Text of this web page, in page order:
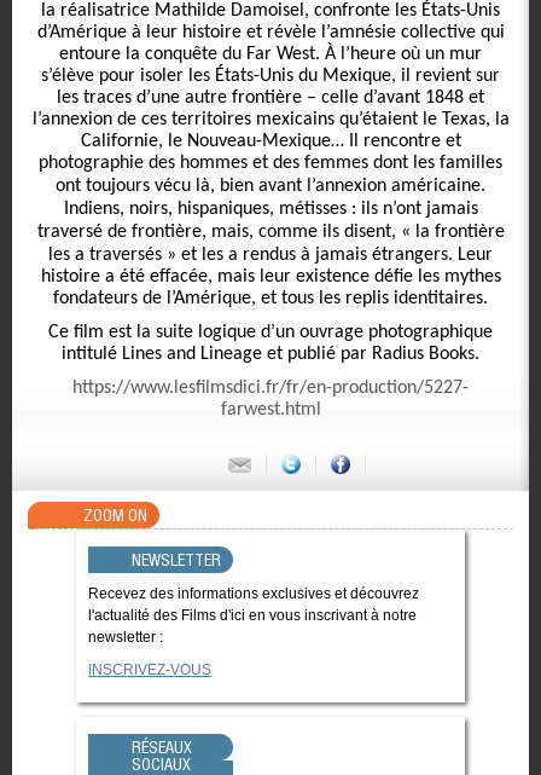
la réalisatrice Mathilde Damoisel, confronte les États-Unis
d’Amérique à leur histoire et révèle l’amnésie collective qui
entoure la conquête du Far West. À l’heure où un mur
s’élève pour isoler les États-Unis du Mexique, il revient sur
les traces d’une autre frontière – celle d’avant 1848 et
l’annexion de ces territoires mexicains qu’étaient le Texas, la
Californie, le Nouveau-Mexique… Il rencontre et
photographie des hommes et des femmes dont les familles
ont toujours vécu là, bien avant l’annexion américaine.
Indiens, noirs, hispaniques, métisses : ils n’ont jamais
traversé de frontière, mais, comme ils disent, « la frontière
les a traversés » et les a rendus à jamais étrangers. Leur
histoire a été effacée, mais leur existence défie les mythes
fondateurs de l’Amérique, et tous les replis identitaires.
Ce film est la suite logique d’un ouvrage photographique
intitulé Lines and Lineage et publié par Radius Books.
https://www.lesfilmsdici.fr/fr/en-production/5227-
farwest.html
ZOOM ON
NEWSLETTER
Recevez des informations exclusives et découvrez
l'actualité des Films d'ici en vous inscrivant à notre
newsletter :
INSCRIVEZ-VOUS
RÉSEAUX
SOCIAUX